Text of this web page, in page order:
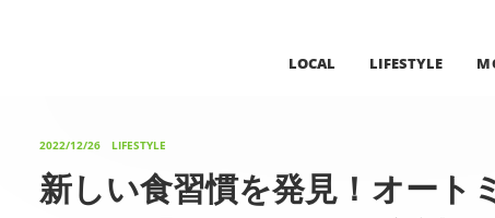
LOCAL LIFESTYLE
2022/12/26 LIFESTYLE
新しい食習慣を発見！オート